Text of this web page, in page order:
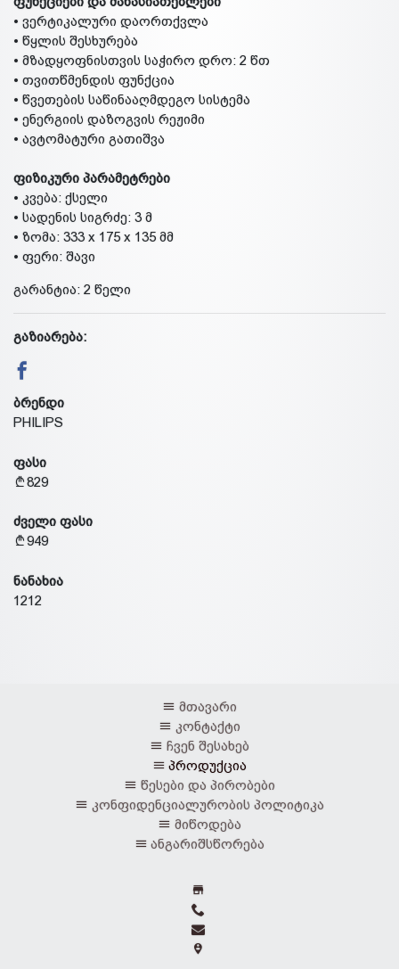
• ვერტიკალური დაორთქვლა
• წყლის შესხურება
• მზადყოფნისთვის საჭირო დრო: 2 წთ
• თვითწმენდის ფუნქცია
• წვეთების საწინააღმდეგო სისტემა
• ენერგიის დაზოგვის რეჟიმი
• ავტომატური გათიშვა
ფიზიკური პარამეტრები
• კვება: ქსელი
• სადენის სიგრძე: 3 მ
• ზომა: 333 x 175 x 135 მმ
• ფერი: შავი
გარანტია: 2 წელი
გაზიარება:
ბრენდი
PHILIPS
ფასი
829
ძველი ფასი
949
ნანახია
1212
მთავარი
კონტაქტი
ჩვენ შესახებ
პროდუქცია
წესები და პირობები
კონფიდენციალურობის პოლიტიკა
მიწოდება
ანგარიშსწორება